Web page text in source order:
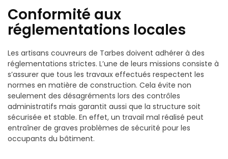
Conformité aux
réglementations locales
Les artisans couvreurs de Tarbes doivent adhérer à des
réglementations strictes. L’une de leurs missions consiste à
s’assurer que tous les travaux effectués respectent les
normes en matière de construction. Cela évite non
seulement des désagréments lors des contrôles
administratifs mais garantit aussi que la structure soit
sécurisée et stable. En effet, un travail mal réalisé peut
entraîner de graves problèmes de sécurité pour les
occupants du bâtiment.